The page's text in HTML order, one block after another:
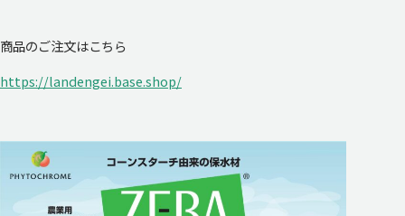
商品のご注文はこちら
https://landengei.base.shop/